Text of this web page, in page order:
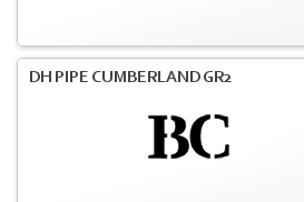
DH PIPE CUMBERLAND GR2